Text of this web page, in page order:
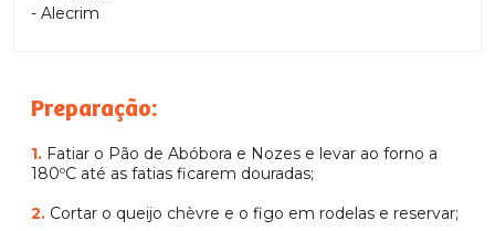
- Alecrim
Preparação:
1. Fatiar o Pão de Abóbora e Nozes e levar ao forno a
180ºC até as fatias ficarem douradas;
2. Cortar o queijo chèvre e o figo em rodelas e reservar;